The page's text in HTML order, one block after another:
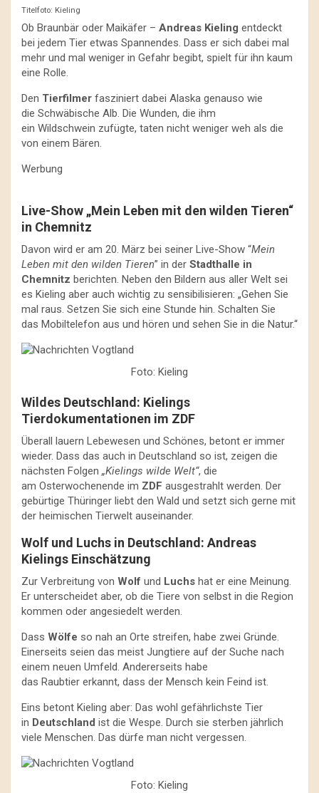
Titelfoto: Kieling
Ob Braunbär oder Maikäfer – Andreas Kieling entdeckt
bei jedem Tier etwas Spannendes. Dass er sich dabei mal
mehr und mal weniger in Gefahr begibt, spielt für ihn kaum
eine Rolle.
Den Tierfilmer fasziniert dabei Alaska genauso wie
die Schwäbische Alb. Die Wunden, die ihm
ein Wildschwein zufügte, taten nicht weniger weh als die
von einem Bären.
Werbung
Live-Show „Mein Leben mit den wilden Tieren“
in Chemnitz
Davon wird er am 20. März bei seiner Live-Show “Mein
Leben mit den wilden Tieren” in der Stadthalle in
Chemnitz berichten. Neben den Bildern aus aller Welt sei
es Kieling aber auch wichtig zu sensibilisieren: „Gehen Sie
mal raus. Setzen Sie sich eine Stunde hin. Schalten Sie
das Mobiltelefon aus und hören und sehen Sie in die Natur.“
Foto: Kieling
Wildes Deutschland: Kielings
Tierdokumentationen im ZDF
Überall lauern Lebewesen und Schönes, betont er immer
wieder. Dass das auch in Deutschland so ist, zeigen die
nächsten Folgen „Kielings wilde Welt“, die
am Osterwochenende im ZDF ausgestrahlt werden. Der
gebürtige Thüringer liebt den Wald und setzt sich gerne mit
der heimischen Tierwelt auseinander.
Wolf und Luchs in Deutschland: Andreas
Kielings Einschätzung
Zur Verbreitung von Wolf und Luchs hat er eine Meinung.
Er unterscheidet aber, ob die Tiere von selbst in die Region
kommen oder angesiedelt werden.
Dass Wölfe so nah an Orte streifen, habe zwei Gründe.
Einerseits seien das meist Jungtiere auf der Suche nach
einem neuen Umfeld. Andererseits habe
das Raubtier erkannt, dass der Mensch kein Feind ist.
Eins betont Kieling aber: Das wohl gefährlichste Tier
in Deutschland ist die Wespe. Durch sie sterben jährlich
viele Menschen. Das dürfe man nicht vergessen.
Foto: Kieling